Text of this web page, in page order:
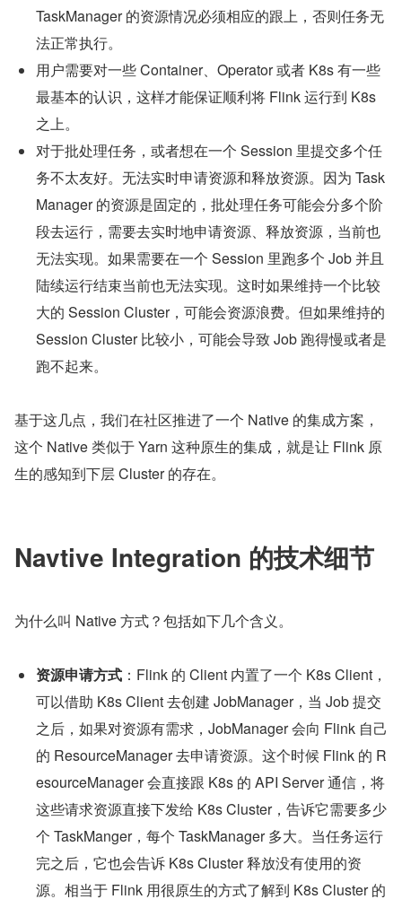
TaskManager 的资源情况必须相应的跟上，否则任务无
法正常执行。
用户需要对一些 Container、Operator 或者 K8s 有一些
最基本的认识，这样才能保证顺利将 Flink 运行到 K8s
之上。
对于批处理任务，或者想在一个 Session 里提交多个任
务不太友好。无法实时申请资源和释放资源。因为 Task
Manager 的资源是固定的，批处理任务可能会分多个阶
段去运行，需要去实时地申请资源、释放资源，当前也
无法实现。如果需要在一个 Session 里跑多个 Job 并且
陆续运行结束当前也无法实现。这时如果维持一个比较
大的 Session Cluster，可能会资源浪费。但如果维持的
Session Cluster 比较小，可能会导致 Job 跑得慢或者是
跑不起来。
基于这几点，我们在社区推进了一个 Native 的集成方案，
这个 Native 类似于 Yarn 这种原生的集成，就是让 Flink 原
生的感知到下层 Cluster 的存在。
Navtive Integration 的技术细节
为什么叫 Native 方式？包括如下几个含义。
资源申请方式 ：Flink 的 Client 内置了一个 K8s Client，
可以借助 K8s Client 去创建 JobManager，当 Job 提交
之后，如果对资源有需求，JobManager 会向 Flink 自己
的 ResourceManager 去申请资源。这个时候 Flink 的 R
esourceManager 会直接跟 K8s 的 API Server 通信，将
这些请求资源直接下发给 K8s Cluster，告诉它需要多少
个 TaskManger，每个 TaskManager 多大。当任务运行
完之后，它也会告诉 K8s Cluster 释放没有使用的资
源。相当于 Flink 用很原生的方式了解到 K8s Cluster 的